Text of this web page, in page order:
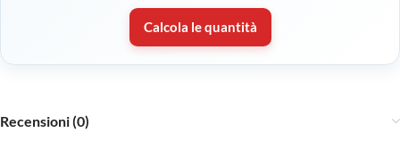
Calcola le quantità
Recensioni (0)